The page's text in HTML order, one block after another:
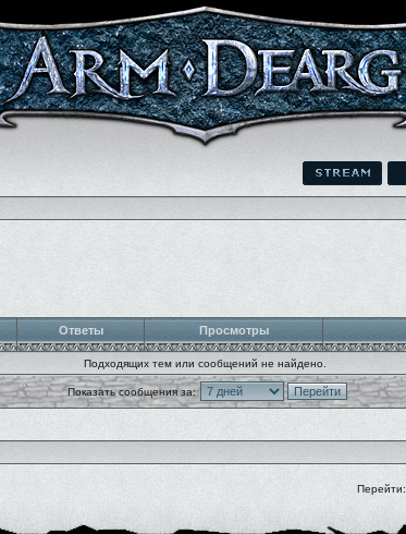
Ответы Просмотры
Подходящих тем или сообщений не найдено.
Показать сообщения за:
Перейти: